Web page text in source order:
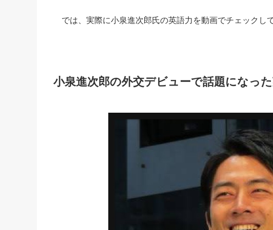
では、実際に小泉進次郎氏の英語力を動画でチェックし
小泉進次郎の外交デビューで話題になっ